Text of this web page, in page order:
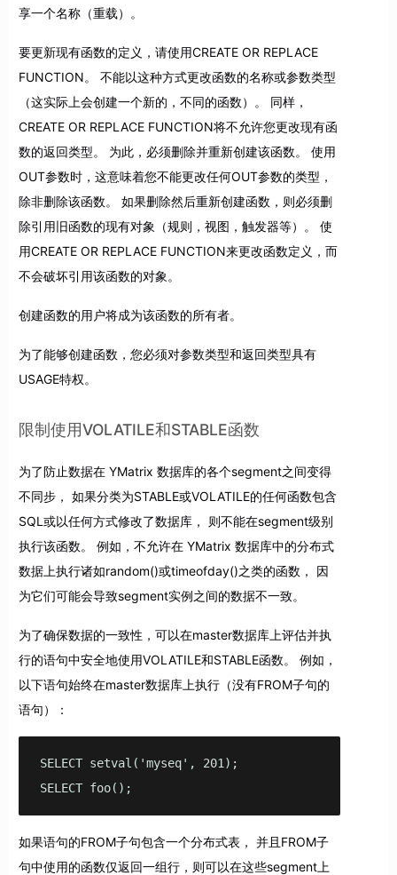
享一个名称（重载）。
要更新现有函数的定义，请使用CREATE OR REPLACE
FUNCTION。 不能以这种方式更改函数的名称或参数类型
（这实际上会创建一个新的，不同的函数）。 同样，
CREATE OR REPLACE FUNCTION将不允许您更改现有函
数的返回类型。 为此，必须删除并重新创建该函数。 使用
OUT参数时，这意味着您不能更改任何OUT参数的类型，
除非删除该函数。 如果删除然后重新创建函数，则必须删
除引用旧函数的现有对象（规则，视图，触发器等）。 使
用CREATE OR REPLACE FUNCTION来更改函数定义，而
不会破坏引用该函数的对象。
创建函数的用户将成为该函数的所有者。
为了能够创建函数，您必须对参数类型和返回类型具有
USAGE特权。
限制使用VOLATILE和STABLE函数
为了防止数据在 YMatrix 数据库的各个segment之间变得
不同步， 如果分类为STABLE或VOLATILE的任何函数包含
SQL或以任何方式修改了数据库， 则不能在segment级别
执行该函数。 例如，不允许在 YMatrix 数据库中的分布式
数据上执行诸如random()或timeofday()之类的函数， 因
为它们可能会导致segment实例之间的数据不一致。
为了确保数据的一致性，可以在master数据库上评估并执
行的语句中安全地使用VOLATILE和STABLE函数。 例如，
以下语句始终在master数据库上执行（没有FROM子句的
语句）：
SELECT setval('myseq', 201);
SELECT foo();
如果语句的FROM子句包含一个分布式表， 并且FROM子
句中使用的函数仅返回一组行，则可以在这些segment上